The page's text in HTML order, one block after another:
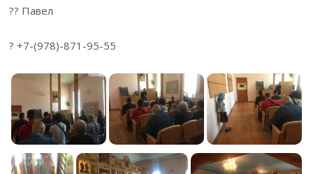
?? Павел
? +7-(978)-871-95-55